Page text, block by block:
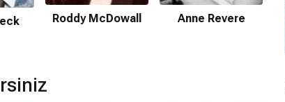
Roddy McDowall Anne Revere